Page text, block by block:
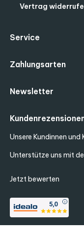
Vertrag
Service
Zahlungsarten
Unsere Kundinnen
Unterstütze uns mit
Jetzt bewerten
Newsletter